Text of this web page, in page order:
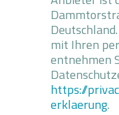
mit Ihren
entnehmen
https://
erklaerung.